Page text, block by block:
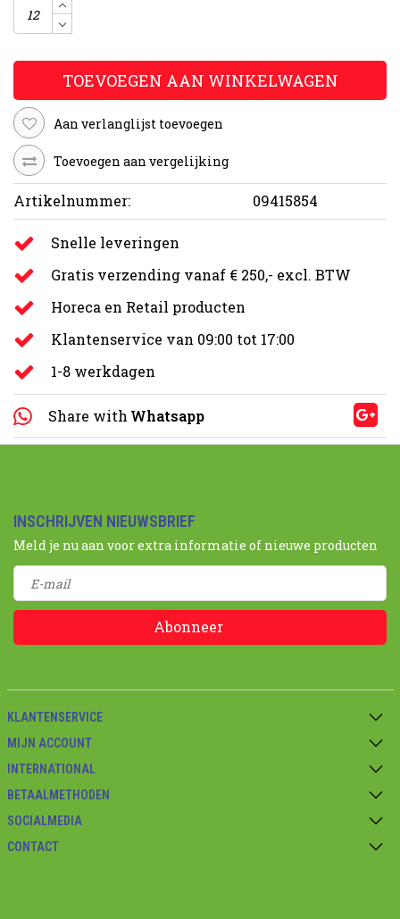
TOEVOEGEN AAN WINKELWAGEN
Aan verlanglijst toevoegen
Toevoegen aan vergelijking
Artikelnummer: 09415854
Snelle leveringen
Gratis verzending vanaf € 250,- excl. BTW
Horeca en Retail producten
Klantenservice van 09:00 tot 17:00
1-8 werkdagen
Share with Whatsapp
INSCHRIJVEN NIEUWSBRIEF
Meld je nu aan voor extra informatie of nieuwe producten
Abonneer
KLANTENSERVICE
MIJN ACCOUNT
INTERNATIONAL
BETAALMETHODEN
SOCIALMEDIA
CONTACT